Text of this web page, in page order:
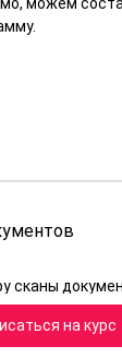
на курс
сканы
личность и